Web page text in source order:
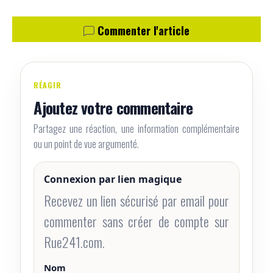
Commenter l'article
RÉAGIR
Ajoutez votre commentaire
Partagez une réaction, une information complémentaire
ou un point de vue argumenté.
Connexion par lien magique
Recevez un lien sécurisé par email pour
commenter sans créer de compte sur
Rue241.com.
Nom